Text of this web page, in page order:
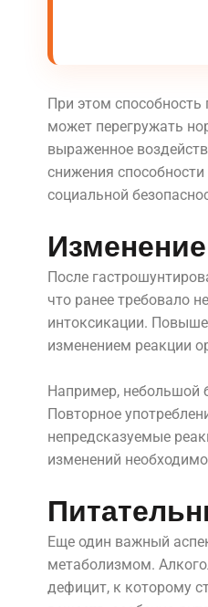
При этом способность
может перегружать
выраженное
снижения
социальной
После
что ранее требовало
интоксикации.
изменением реакции
Например, небольшой
Повторное
непредсказуемые
изменений
Еще один важный
метаболизмом.
дефицит, к которому